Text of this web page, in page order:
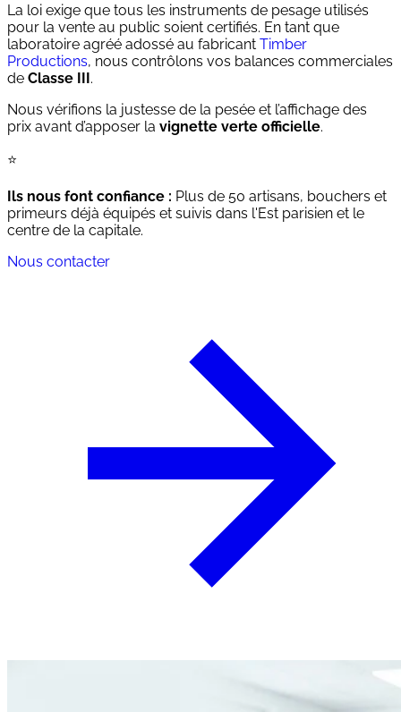
La loi exige que tous les instruments de pesage utilisés
pour la vente au public soient certifiés. En tant que
laboratoire agréé adossé au fabricant Timber
Productions, nous contrôlons vos balances commerciales
de Classe III.
Nous vérifions la justesse de la pesée et l’affichage des
prix avant d’apposer la vignette verte officielle.
⭐
Ils nous font confiance : Plus de 50 artisans, bouchers et
primeurs déjà équipés et suivis dans l'Est parisien et le
centre de la capitale.
Nous contacter